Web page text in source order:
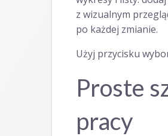
z wizualnym
po każdej zmianie.
Użyj przycisku
Proste
pracy